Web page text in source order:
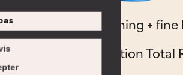
Afhjælp misfarvning +
tab af fasthed:
RESIST Triple Action Total